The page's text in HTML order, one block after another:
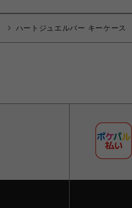
ハートジュエルバー キーケース